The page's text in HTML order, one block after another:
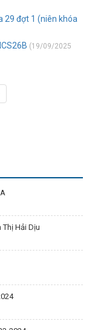
29 đợt 1 (niên khóa
(19/09/2025
Hải Dịu